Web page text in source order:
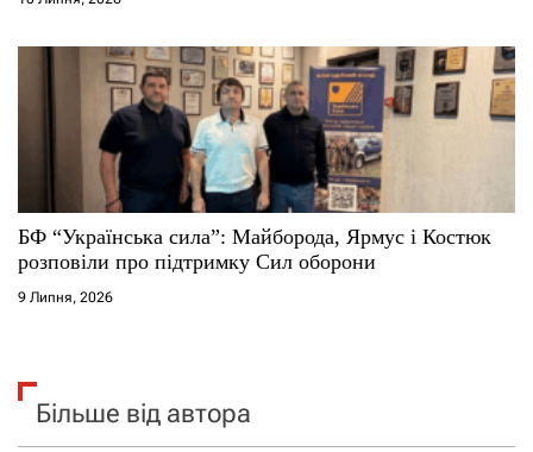
БФ “Українська сила”: Майборода, Ярмус і Костюк
розповіли про підтримку Сил оборони
9 Липня, 2026
Більше від автора